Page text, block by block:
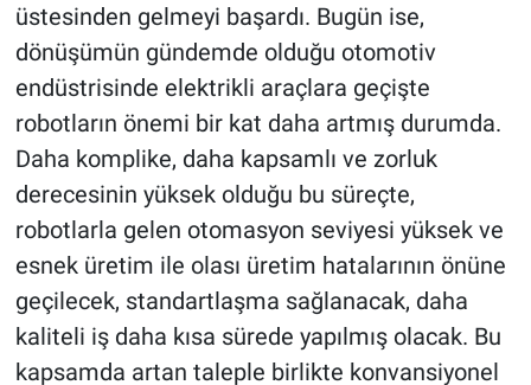
üstesinden gelmeyi başardı. Bugün ise,
dönüşümün gündemde olduğu otomotiv
endüstrisinde elektrikli araçlara geçişte
robotların önemi bir kat daha artmış durumda.
Daha komplike, daha kapsamlı ve zorluk
derecesinin yüksek olduğu bu süreçte,
robotlarla gelen otomasyon seviyesi yüksek ve
esnek üretim ile olası üretim hatalarının önüne
geçilecek, standartlaşma sağlanacak, daha
kaliteli iş daha kısa sürede yapılmış olacak. Bu
kapsamda artan taleple birlikte konvansiyonel